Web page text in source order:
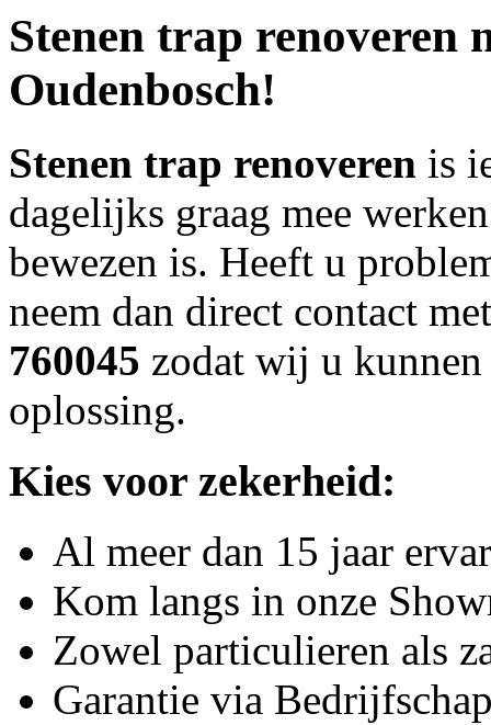
Stenen trap renoveren
Oudenbosch!
Stenen trap renoveren is
dagelijks graag mee
bewezen is. Heeft u
neem dan direct contact
760045 zodat wij u kunnen
oplossing.
Kies voor zekerheid:
Al meer dan 15 jaar
Kom langs in onze
Zowel particulieren als
Garantie via